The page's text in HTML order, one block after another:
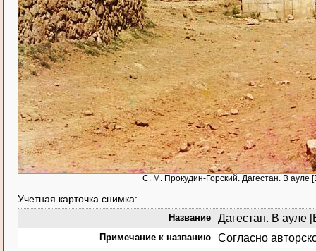
С. М. Прокудин-Горский. Дагестан. В ауле
Учетная карточка снимка:
Название Дагестан. В ауле
Примечание к названию Согласно